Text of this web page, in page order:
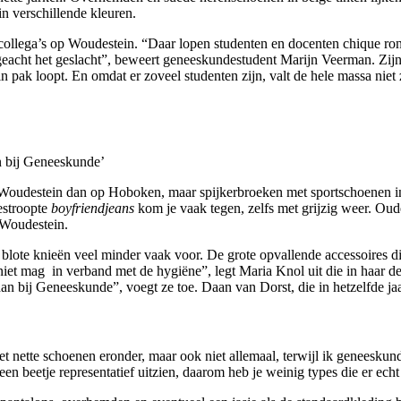
verschillende kleuren.
op Woudestein. “Daar lopen studenten en docenten chique
het geslacht”, beweert geneeskundestudent Marijn Veerman.
loopt. En omdat er zoveel studenten zijn, valt de hele massa
Geneeskunde’
dan op Hoboken, maar spijkerbroeken met
boyfriendjeans kom je vaak tegen, zelfs met grijzig weer.
knieën veel minder vaak voor. De grote opvallende accessoires
mag in verband met de hygiëne”, legt Maria Knol uit die in haar
bij Geneeskunde”, voegt ze toe. Daan van Dorst, die in hetzelfde
nette schoenen eronder, maar ook niet allemaal, terwijl ik
beetje representatief uitzien, daarom heb je weinig types die er